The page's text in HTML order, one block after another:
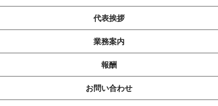
代表挨拶
業務案内
報酬
お問い合わせ